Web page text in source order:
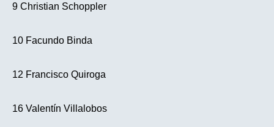
9 Christian Schoppler
10 Facundo Binda
12 Francisco Quiroga
16 Valentín Villalobos